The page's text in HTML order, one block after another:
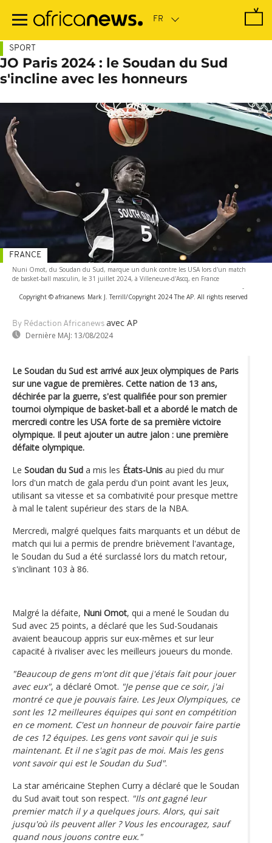
contenu
SPORT
JO Paris 2024 : le Soudan du Sud
s'incline avec les honneurs
Nuni Omot, du Soudan du Sud, marque un dunk contre les USA lors d'un match
de basket-ball masculin, le 31 juillet 2024, à Villeneuve-d'Ascq, en France
-
Copyright © africanews Mark J. Terrill/Copyright 2024 The AP. All rights reserved
By Rédaction Africanews avec AP
Dernière MAJ: 13/08/2024
FRANCE
Le Soudan du Sud est arrivé aux Jeux olympiques de Paris
sur une vague de premières. Cette nation de 13 ans,
déchirée par la guerre, s'est qualifiée pour son premier
tournoi olympique de basket-ball et a abordé le match de
mercredi contre les USA forte de sa première victoire
olympique. Il peut ajouter un autre jalon : une première
défaite olympique.
Le Soudan du Sud a mis les États-Unis au pied du mur
lors d'un match de gala perdu d'un point avant les Jeux,
utilisant sa vitesse et sa combativité pour presque mettre
à mal le talent supérieur des stars de la NBA.
Mercredi, malgré quelques faits marquants et un début de
match qui lui a permis de prendre brièvement l'avantage,
le Soudan du Sud a été surclassé lors du match retour,
s'inclinant 103 à 86.
Malgré la défaite, Nuni Omot, qui a mené le Soudan du
Sud avec 25 points, a déclaré que les Sud-Soudanais
avaient beaucoup appris sur eux-mêmes et sur leur
capacité à rivaliser avec les meilleurs joueurs du monde.
"Beaucoup de gens m'ont dit que j'étais fait pour jouer
avec eux", a déclaré Omot. "Je pense que ce soir, j'ai
montré ce que je pouvais faire. Les Jeux Olympiques, ce
sont les 12 meilleures équipes qui sont en compétition
en ce moment. C'est un honneur de pouvoir faire partie
de ces 12 équipes. Les gens vont savoir qui je suis
maintenant. Et il ne s'agit pas de moi. Mais les gens
vont savoir qui est le Soudan du Sud".
La star américaine Stephen Curry a déclaré que le Soudan
du Sud avait tout son respect. "Ils ont gagné leur
premier match il y a quelques jours. Alors, qui sait
jusqu'où ils peuvent aller ? Vous les encouragez, sauf
quand nous jouons contre eux."